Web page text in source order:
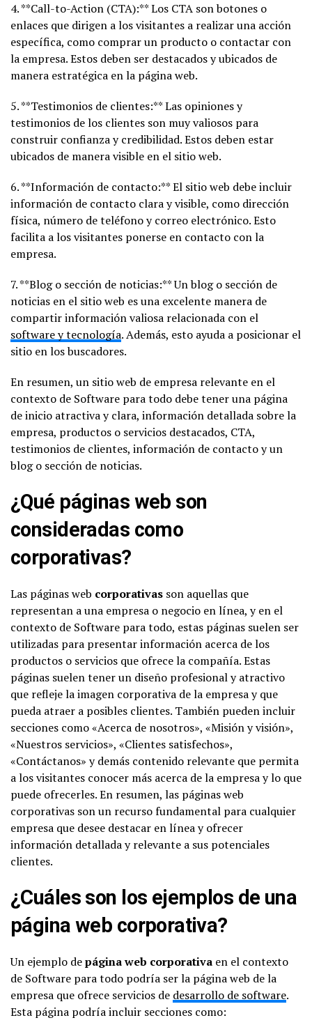
4. **Call-to-Action (CTA):** Los CTA son botones o
enlaces que dirigen a los visitantes a realizar una acción
específica, como comprar un producto o contactar con
la empresa. Estos deben ser destacados y ubicados de
manera estratégica en la página web.
5. **Testimonios de clientes:** Las opiniones y
testimonios de los clientes son muy valiosos para
construir confianza y credibilidad. Estos deben estar
ubicados de manera visible en el sitio web.
6. **Información de contacto:** El sitio web debe incluir
información de contacto clara y visible, como dirección
física, número de teléfono y correo electrónico. Esto
facilita a los visitantes ponerse en contacto con la
empresa.
7. **Blog o sección de noticias:** Un blog o sección de
noticias en el sitio web es una excelente manera de
compartir información valiosa relacionada con el
software y tecnología. Además, esto ayuda a posicionar el
sitio en los buscadores.
En resumen, un sitio web de empresa relevante en el
contexto de Software para todo debe tener una página
de inicio atractiva y clara, información detallada sobre la
empresa, productos o servicios destacados, CTA,
testimonios de clientes, información de contacto y un
blog o sección de noticias.
¿Qué páginas web son
consideradas como
corporativas?
Las páginas web corporativas son aquellas que
representan a una empresa o negocio en línea, y en el
contexto de Software para todo, estas páginas suelen ser
utilizadas para presentar información acerca de los
productos o servicios que ofrece la compañía. Estas
páginas suelen tener un diseño profesional y atractivo
que refleje la imagen corporativa de la empresa y que
pueda atraer a posibles clientes. También pueden incluir
secciones como «Acerca de nosotros», «Misión y visión»,
«Nuestros servicios», «Clientes satisfechos»,
«Contáctanos» y demás contenido relevante que permita
a los visitantes conocer más acerca de la empresa y lo que
puede ofrecerles. En resumen, las páginas web
corporativas son un recurso fundamental para cualquier
empresa que desee destacar en línea y ofrecer
información detallada y relevante a sus potenciales
clientes.
¿Cuáles son los ejemplos de una
página web corporativa?
Un ejemplo depágina web corporativa en el contexto
de Software para todo podría ser la página web de la
empresa que ofrece servicios de desarrollo de software.
Esta página podría incluir secciones como: